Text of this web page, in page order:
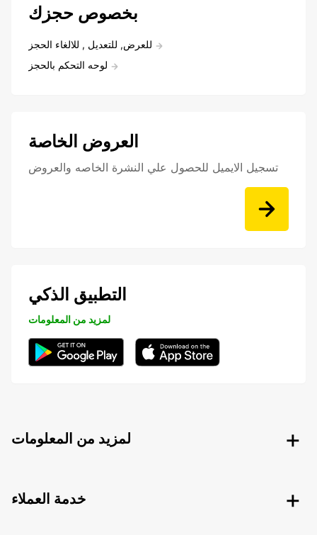
بخصوص حجزك
للعرض, للتعديل , للالغاء الحجز
لوحه التحكم بالحجز
العروض الخاصة
تسجيل الايميل للحصول علي النشرة الخاصه والعروض
التطبيق الذكي
لمزيد من المعلومات
لمزيد من المعلومات
خدمة العملاء